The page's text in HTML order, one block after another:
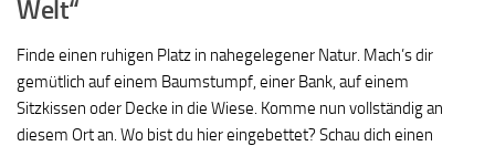
Welt“
Finde einen ruhigen Platz in nahegelegener Natur. Mach’s dir
gemütlich auf einem Baumstumpf, einer Bank, auf einem
Sitzkissen oder Decke in die Wiese. Komme nun vollständig an
diesem Ort an. Wo bist du hier eingebettet? Schau dich einen